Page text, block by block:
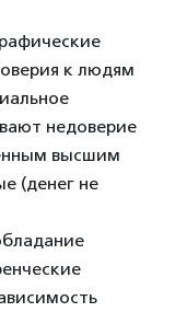
к людям
недоверие
высшим
(денег не